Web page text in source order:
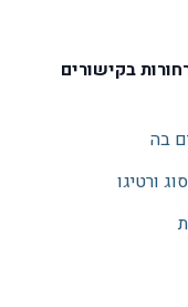
בקישורים
בה
ורטיגו